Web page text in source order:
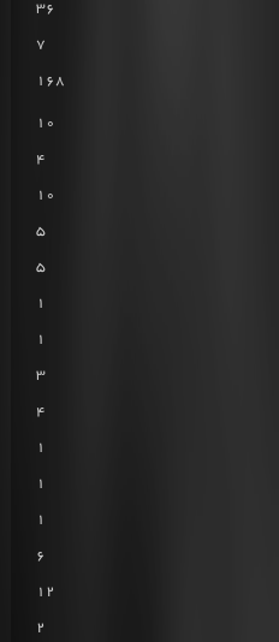
36
7
168
10
4
10
5
5
1
1
3
4
1
1
1
6
12
2